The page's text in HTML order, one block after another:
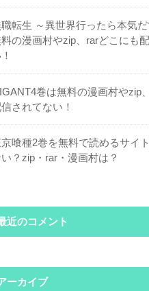
転生 ～異世界行ったら本気
の漫画村やzip、rarどこにも
巻は無料の漫画村やzip
されてない！
喰種2巻を無料で読めるサイ
？zip・rar・漫画村は？
近のコメント
ーカイブ